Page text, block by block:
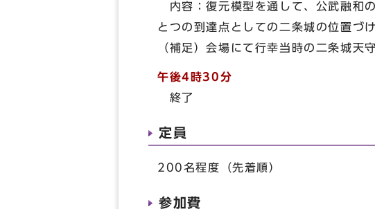
内容：復元模型を通して、公武融和
とつの到達点としての二条城の位置づ
（補足）会場にて行幸当時の二条城天
午後4時30分
終了
定員
200名程度（先着順）
参加費